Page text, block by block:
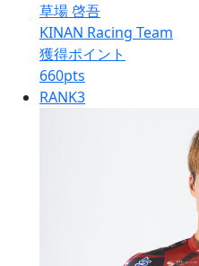
草場 啓吾
KINAN Racing Team
獲得ポイント
660pts
RANK3